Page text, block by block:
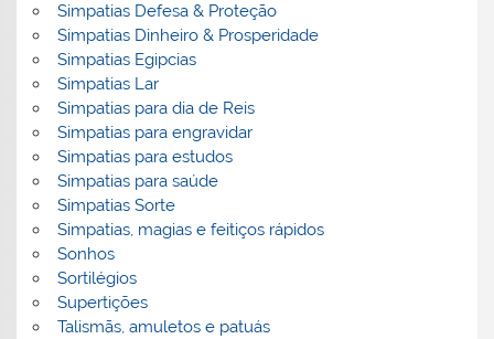
Simpatias Defesa & Proteção
Simpatias Dinheiro & Prosperidade
Simpatias Egipcias
Simpatias Lar
Simpatias para dia de Reis
Simpatias para engravidar
Simpatias para estudos
Simpatias para saúde
Simpatias Sorte
Simpatias, magias e feitiços rápidos
Sonhos
Sortilégios
Supertições
Talismãs, amuletos e patuás